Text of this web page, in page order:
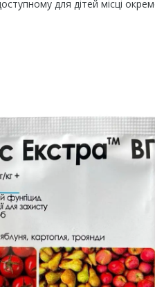
для дітей місці